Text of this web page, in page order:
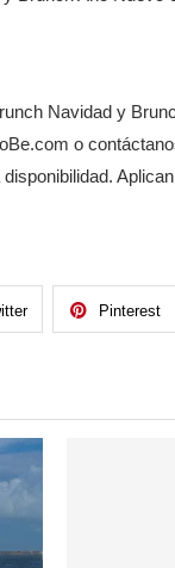
Navidad y
o
Pinterest